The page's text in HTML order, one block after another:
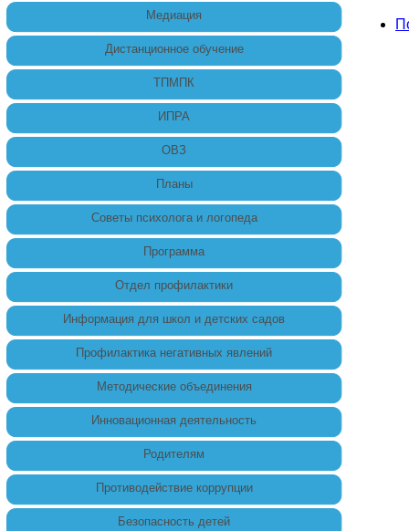
Медиация
Дистанционное обучение
ТПМПК
ИПРА
ОВЗ
Планы
Советы психолога и логопеда
Программа
Отдел профилактики
Информация для школ и детских садов
Профилактика негативных явлений
Методические объединения
Инновационная деятельность
Родителям
Противодействие коррупции
Безопасность детей